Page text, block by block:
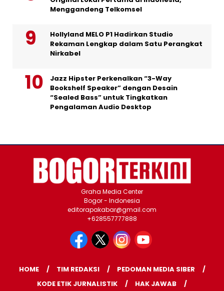
Menggandeng Telkomsel
Hollyland MELO P1 Hadirkan Studio
Rekaman Lengkap dalam Satu Perangkat
Nirkabel
Jazz Hipster Perkenalkan “3-Way
Bookshelf Speaker” dengan Desain
“Sealed Bass” untuk Tingkatkan
Pengalaman Audio Desktop
Graha Media Center
Bogor - Indonesia
editorapakabar@gmail.com
+628557777888
HOME TIM REDAKSI
PEDOMAN MEDIA SIBER
KODE ETIK JURNALISTIK
HAK JAWAB